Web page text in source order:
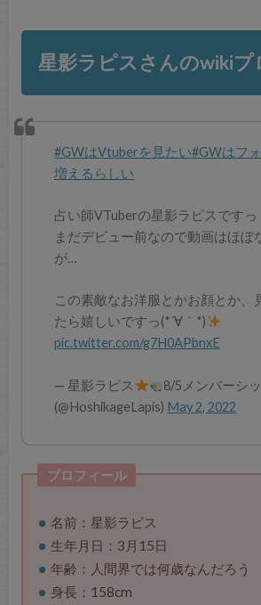
星影ラピスさんのwikiプ
#GWはVtuberを見たい#GWはフ
増えるらしい
占い師VTuberの星影ラピスですっ
まだデビュー前なので動画はほぼ
が…
この素敵なお洋服とかお顔とか、
たら嬉しいですっ(*´∀｀*)
pic.twitter.com/g7H0APbnxE
— 星影ラピス
8/5メンバーシ
(@HoshikageLapis) May 2, 2022
プロフィール
名前：星影ラピス
生年月日：3月15日
年齢：人間界では何歳なんだろう
身長：158cm